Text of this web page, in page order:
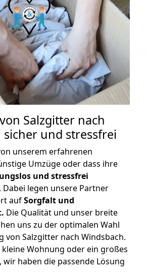
Salzgitter nach
sicher und stressfrei
unserem erfahrenen
Umzüge oder dass ihre
und stressfrei
legen unsere Partner
aufSorgfalt und
Die Qualität und unser breite
uns zu der optimalen Wahl
von Salzgitter nach Windsbach.
kleine Wohnung oder ein großes
wir haben die passende Lösung